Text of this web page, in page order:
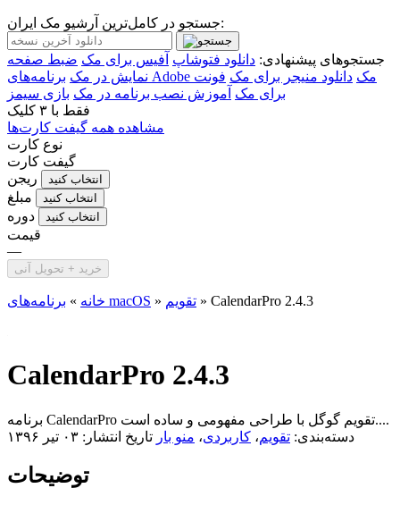
جستجو در کامل‌ترین آرشیو مک ایران:
جستجوهای پیشنهادی: دانلود فتوشاپ آفیس برای مک ضبط صفحه
نمایش در مک
برنامه‌های Adobe مک دانلود منیجر برای مک فونت
برای مک آموزش نصب برنامه در مک بازی سیمز
فقط با ۳ کلیک
مشاهده همه گیفت کارت‌ها
نوع کارت
گیفت کارت
ریجن
انتخاب کنید
مبلغ انتخاب کنید
دوره انتخاب کنید
قیمت
—
خرید + تحویل آنی
خانه » برنامه‌های macOS » تقویم » CalendarPro 2.4.3
CalendarPro 2.4.3
برنامه CalendarPro تقویم گوگل با طراحی مفهومی و ساده است....
دسته‌بندی: تقویم، کاربردی، منو بار تاریخ انتشار: ۰۳ تیر ۱۳۹۶
توضیحات